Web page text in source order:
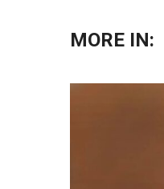
MORE IN: